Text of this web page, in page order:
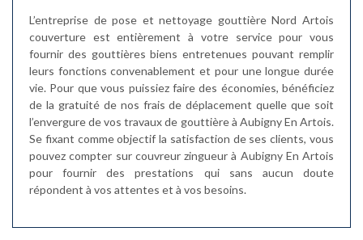
L’entreprise de pose et nettoyage gouttière Nord Artois
couverture est entièrement à votre service pour vous
fournir des gouttières biens entretenues pouvant remplir
leurs fonctions convenablement et pour une longue durée
vie. Pour que vous puissiez faire des économies, bénéficiez
de la gratuité de nos frais de déplacement quelle que soit
l’envergure de vos travaux de gouttière à Aubigny En Artois.
Se fixant comme objectif la satisfaction de ses clients, vous
pouvez compter sur couvreur zingueur à Aubigny En Artois
pour fournir des prestations qui sans aucun doute
répondent à vos attentes et à vos besoins.